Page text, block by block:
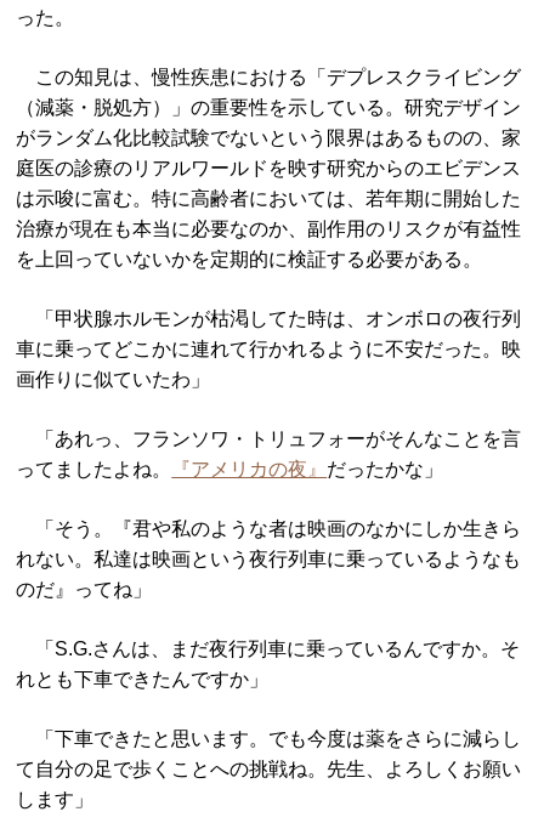
った。
この知見は、慢性疾患における「デプレスクライビング
（減薬・脱処方）」の重要性を示している。研究デザイン
がランダム化比較試験でないという限界はあるものの、家
庭医の診療のリアルワールドを映す研究からのエビデンス
は示唆に富む。特に高齢者においては、若年期に開始した
治療が現在も本当に必要なのか、副作用のリスクが有益性
を上回っていないかを定期的に検証する必要がある。
「甲状腺ホルモンが枯渇してた時は、オンボロの夜行列
車に乗ってどこかに連れて行かれるように不安だった。映
画作りに似ていたわ」
「あれっ、フランソワ・トリュフォーがそんなことを言
ってましたよね。
『アメリカの夜』 だったかな」
「そう。『君や私のような者は映画のなかにしか生きら
れない。私達は映画という夜行列車に乗っているようなも
のだ』ってね」
「S.G.さんは、まだ夜行列車に乗っているんですか。そ
れとも下車できたんですか」
「下車できたと思います。でも今度は薬をさらに減らし
て自分の足で歩くことへの挑戦ね。先生、よろしくお願い
します」